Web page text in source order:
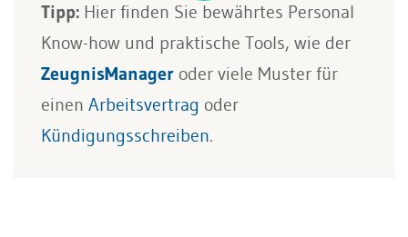
Tipp: Hier finden Sie bewährtes Personal
Know-how und praktische Tools, wie der
ZeugnisManager oder viele Muster für
einen Arbeitsvertrag oder
Kündigungsschreiben.